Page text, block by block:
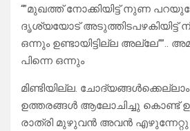
“”മുഖത്ത് നോക്കിയിട്ട് നുണ
ദൃശ്യയോട് അടുത്തിടപഴകിയിട്ട്
ഒന്നും ഉണ്ടായിട്ടില്ല
പിന്നെ ഒന്നും
മിണ്ടിയില്ല.
ഉത്തരങ്ങൾ ആലോചിച്ചു കൊണ്ട്
രാത്രി മുഴുവൻ അവൻ എഴുന്നേറ്റു